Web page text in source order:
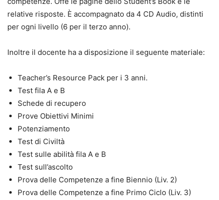
relative risposte. È accompagnato da 4 CD Audio, distinti
per ogni livello (6 per il terzo anno).
Inoltre il docente ha a disposizione il seguente materiale:
Teacher’s Resource Pack per i 3 anni.
Test fila A e B
Schede di recupero
Prove Obiettivi Minimi
Potenziamento
Test di Civiltà
Test sulle abilità fila A e B
Test sull’ascolto
Prova delle Competenze a fine Biennio (Liv. 2)
Prova delle Competenze a fine Primo Ciclo (Liv. 3)